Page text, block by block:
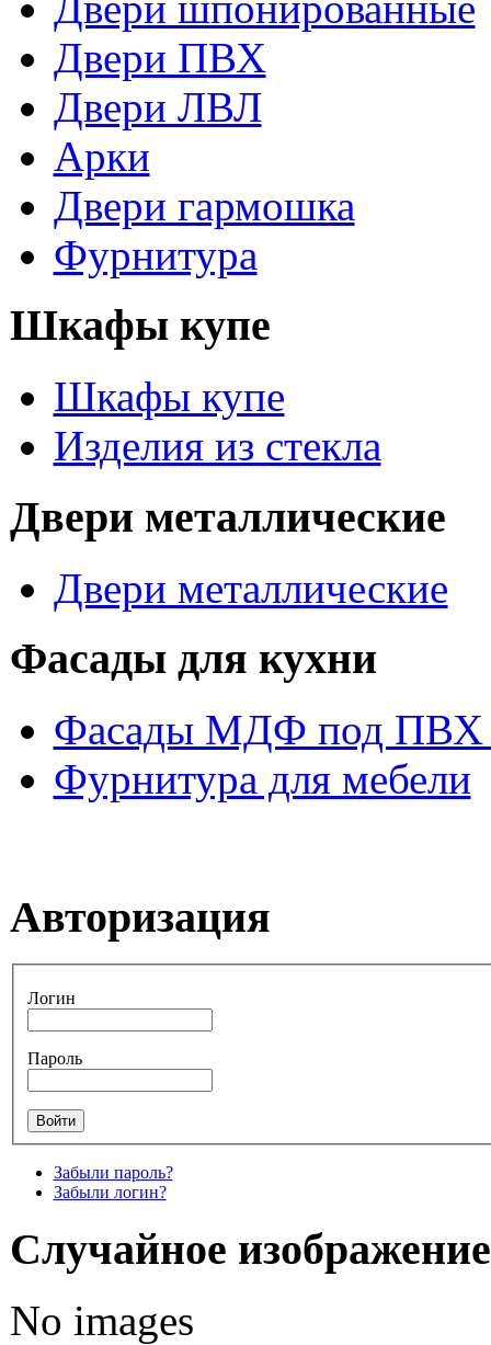
Двери ПВХ
Двери ЛВЛ
Арки
Двери гармошка
Фурнитура
Шкафы купе
Шкафы купе
Изделия из стекла
Двери металлические
Двери металлические
Фасады для кухни
Фасады МДФ под ПВХ
Фурнитура для мебели
Авторизация
Логин
Пароль
Забыли пароль?
Забыли логин?
Случайное изображение
No images